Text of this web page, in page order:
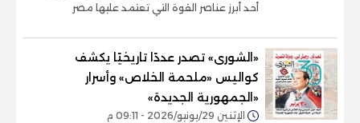
أحد أبرز عناصر القوة التي تعتمد عليها مصر
«الشورى» تصدر عددًا تاريخيًا يكشف
كواليس «ملحمة الخلاص» وأسرار
«الجمهورية الجديدة»
الإثنين 29/يونيو/2026 - 09:11 م